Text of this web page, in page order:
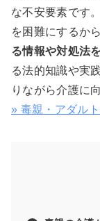
な不安要素です
を困難にするか
る情報や対処法
る法的知識や実
りながら介護に
» 毒親・アダル